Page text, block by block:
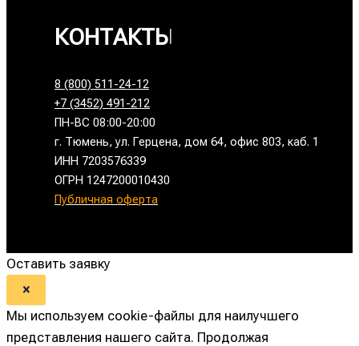
КОНТАКТЫ
8 (800) 511-24-12
+7 (3452) 491-212
ПН-ВС 08:00-20:00
г. Тюмень, ул. Герцена, дом 64, офис 803, каб. 1
ИНН 7203576339
ОГРН 1247200010430
Публичная оферта
Оставить заявку
×
Мы используем cookie-файлы для наилучшего
представления нашего сайта. Продолжая